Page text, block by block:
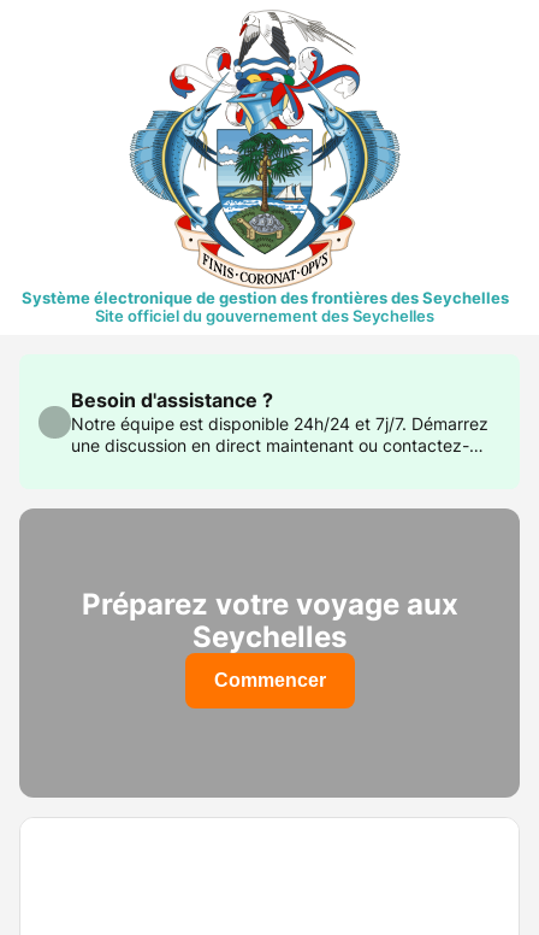
Système électronique de gestion des frontières des Seychelles
Site officiel du gouvernement des Seychelles
Besoin d'assistance ?
Notre équipe est disponible 24h/24 et 7j/7. Démarrez
une discussion en direct maintenant ou contactez-
Préparez votre voyage aux
Seychelles
Commencer